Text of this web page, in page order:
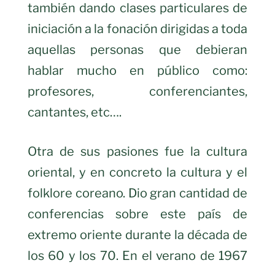
también dando clases particulares de
iniciación a la fonación dirigidas a toda
aquellas personas que debieran
hablar mucho en público como:
profesores, conferenciantes,
cantantes, etc….
Otra de sus pasiones fue la cultura
oriental, y en concreto la cultura y el
folklore coreano. Dio gran cantidad de
conferencias sobre este país de
extremo oriente durante la década de
los 60 y los 70. En el verano de 1967